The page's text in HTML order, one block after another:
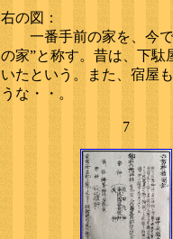
右の図：
一番手前の家を、今で
の家”と称す。昔は、下駄
いたという。また、宿屋
うな・・。
7